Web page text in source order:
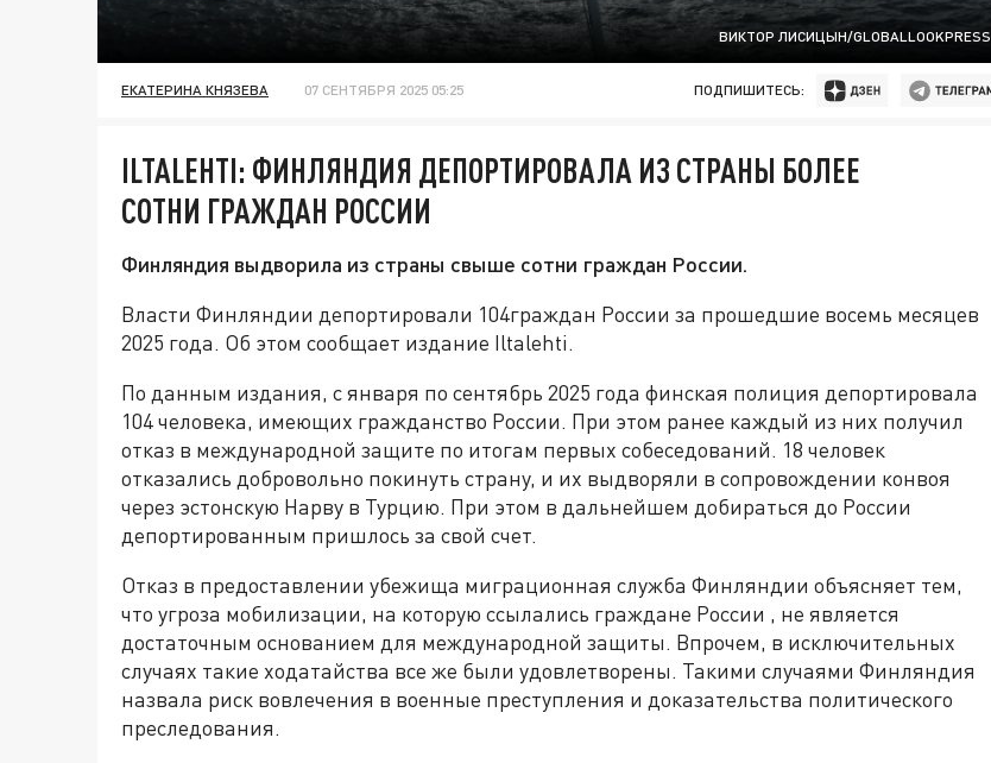
ВИКТОР ЛИСИЦЫН/GLOBALLOOKPRESS
ЕКАТЕРИНА КНЯЗЕВА 07 СЕНТЯБРЯ 2025 05:25 ПОДПИШИТЕСЬ:
ILTALEHTI: ФИНЛЯНДИЯ ДЕПОРТИРОВАЛА ИЗ СТРАНЫ БОЛЕЕ
СОТНИ ГРАЖДАН РОССИИ
Финляндия выдворила из страны свыше сотни граждан России.
Власти Финляндии депортировали 104граждан России за прошедшие восемь месяцев
2025 года. Об этом сообщает издание Iltalehti.
По данным издания, с января по сентябрь 2025 года финская полиция депортировала
104 человека, имеющих гражданство России. При этом ранее каждый из них получил
отказ в международной защите по итогам первых собеседований. 18 человек
отказались добровольно покинуть страну, и их выдворяли в сопровождении конвоя
через эстонскую Нарву в Турцию. При этом в дальнейшем добираться до России
депортированным пришлось за свой счет.
Отказ в предоставлении убежища миграционная служба Финляндии объясняет тем,
что угроза мобилизации, на которую ссылались граждане России , не является
достаточным основанием для международной защиты. Впрочем, в исключительных
случаях такие ходатайства все же были удовлетворены. Такими случаями Финляндия
назвала риск вовлечения в военные преступления и доказательства политического
преследования.